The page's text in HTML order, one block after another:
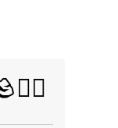
sentuhan
dalam
emoji